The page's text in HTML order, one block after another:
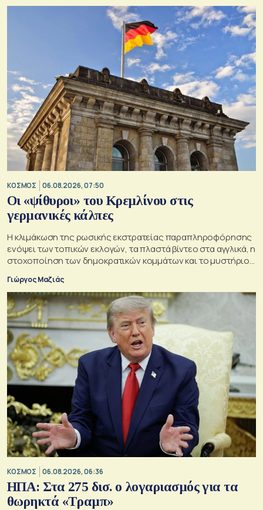
ΚΟΣΜΟΣ 06.08.2026, 07:50
Οι «ψίθυροι» του Κρεμλίνου στις
γερμανικές κάλπες
Η κλιμάκωση της ρωσικής εκστρατείας παραπληροφόρησης
ενόψει των τοπικών εκλογών, τα πλαστά βίντεο στα αγγλικά, η
στοχοποίηση των δημοκρατικών κομμάτων και το μυστήριο
Γιώργος Μαζιάς
ΚΟΣΜΟΣ 06.08.2026, 06:36
ΗΠΑ: Στα 275 δισ. ο λογαριασμός για τα
θωρηκτά «Τραμπ»